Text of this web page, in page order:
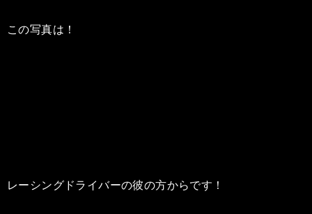
この写真は！
レーシングドライバーの彼の方からです！